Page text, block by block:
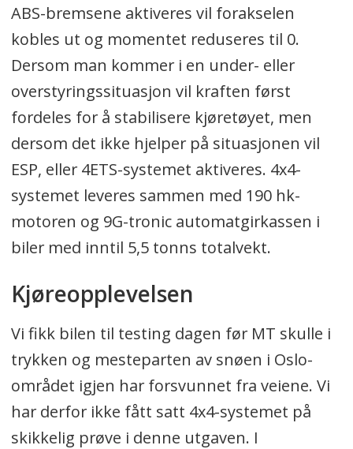
ABS-bremsene aktiveres vil forakselen
kobles ut og momentet reduseres til 0.
Dersom man kommer i en under- eller
overstyringssituasjon vil kraften først
fordeles for å stabilisere kjøretøyet, men
dersom det ikke hjelper på situasjonen vil
ESP, eller 4ETS-systemet aktiveres. 4x4-
systemet leveres sammen med 190 hk-
motoren og 9G-tronic automatgirkassen i
biler med inntil 5,5 tonns totalvekt.
Kjøreopplevelsen
Vi fikk bilen til testing dagen før MT skulle i
trykken og mesteparten av snøen i Oslo-
området igjen har forsvunnet fra veiene. Vi
har derfor ikke fått satt 4x4-systemet på
skikkelig prøve i denne utgaven. I